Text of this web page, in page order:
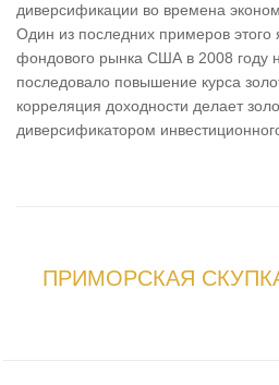
диверсификации во времена
Один из последних примеров
фондового рынка США в 2008 году
последовало повышение курса
корреляция доходности делает
диверсификатором
ПРИМОРСКАЯ